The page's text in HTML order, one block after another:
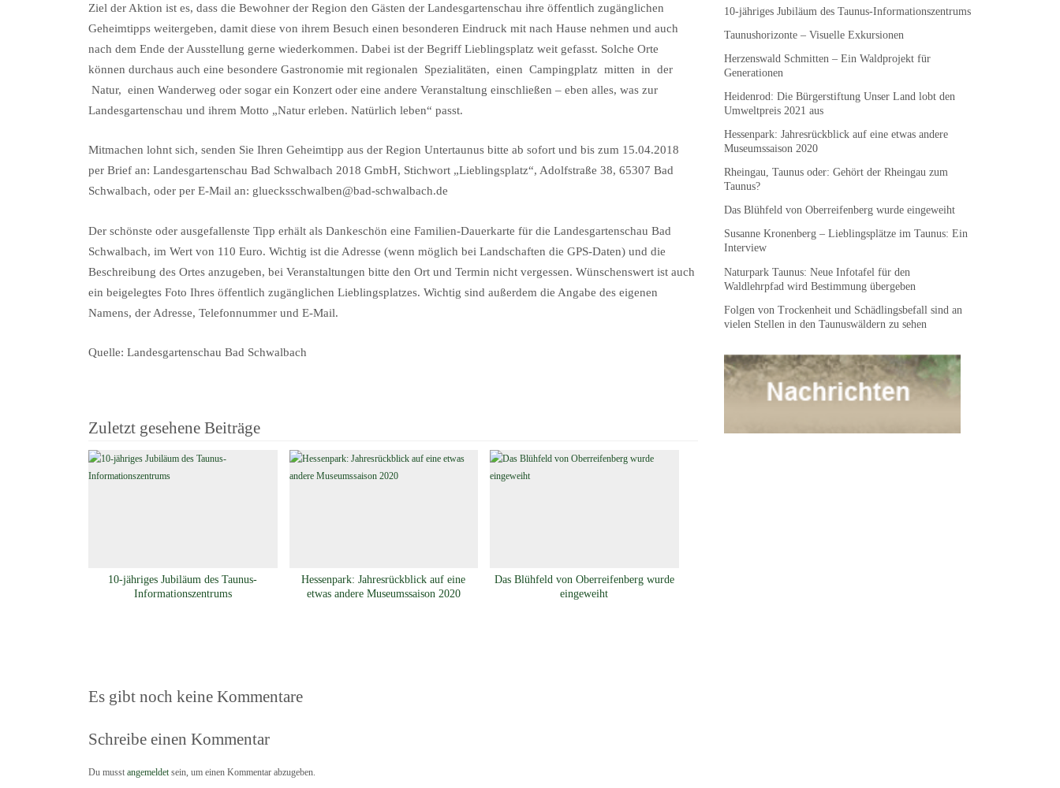
Ziel der Aktion ist es, dass die Bewohner der Region den Gästen der Landesgartenschau ihre öffentlich zugänglichen
Geheimtipps weitergeben, damit diese von ihrem Besuch einen besonderen Eindruck mit nach Hause nehmen und auch
nach dem Ende der Ausstellung gerne wiederkommen. Dabei ist der Begriff Lieblingsplatz weit gefasst. Solche Orte
können durchaus auch eine besondere Gastronomie mit regionalen Spezialitäten, einen Campingplatz mitten in der
Natur, einen Wanderweg oder sogar ein Konzert oder eine andere Veranstaltung einschließen – eben alles, was zur
Landesgartenschau und ihrem Motto „Natur erleben. Natürlich leben“ passt.
Mitmachen lohnt sich, senden Sie Ihren Geheimtipp aus der Region Untertaunus bitte ab sofort und bis zum 15.04.2018
per Brief an: Landesgartenschau Bad Schwalbach 2018 GmbH, Stichwort „Lieblingsplatz“, Adolfstraße 38, 65307 Bad
Schwalbach, oder per E-Mail an: gluecksschwalben@bad-schwalbach.de
Der schönste oder ausgefallenste Tipp erhält als Dankeschön eine Familien-Dauerkarte für die Landesgartenschau Bad
Schwalbach, im Wert von 110 Euro. Wichtig ist die Adresse (wenn möglich bei Landschaften die GPS-Daten) und die
Beschreibung des Ortes anzugeben, bei Veranstaltungen bitte den Ort und Termin nicht vergessen. Wünschenswert ist auch
ein beigelegtes Foto Ihres öffentlich zugänglichen Lieblingsplatzes. Wichtig sind außerdem die Angabe des eigenen
Namens, der Adresse, Telefonnummer und E-Mail.
Quelle: Landesgartenschau Bad Schwalbach
Zuletzt gesehene Beiträge
10-jähriges Jubiläum des Taunus-
Informationszentrums
Hessenpark: Jahresrückblick auf eine
etwas andere Museumssaison 2020
Das Blühfeld von Oberreifenberg wurde
eingeweiht
Es gibt noch keine Kommentare
Schreibe einen Kommentar
Du musst angemeldet sein, um einen Kommentar abzugeben.
10-jähriges Jubiläum des Taunus-Informationszentrums
Taunushorizonte – Visuelle Exkursionen
Herzenswald Schmitten – Ein Waldprojekt für
Generationen
Heidenrod: Die Bürgerstiftung Unser Land lobt den
Umweltpreis 2021 aus
Hessenpark: Jahresrückblick auf eine etwas andere
Museumssaison 2020
Rheingau, Taunus oder: Gehört der Rheingau zum
Taunus?
Das Blühfeld von Oberreifenberg wurde eingeweiht
Susanne Kronenberg – Lieblingsplätze im Taunus: Ein
Interview
Naturpark Taunus: Neue Infotafel für den
Waldlehrpfad wird Bestimmung übergeben
Folgen von Trockenheit und Schädlingsbefall sind an
vielen Stellen in den Taunuswäldern zu sehen